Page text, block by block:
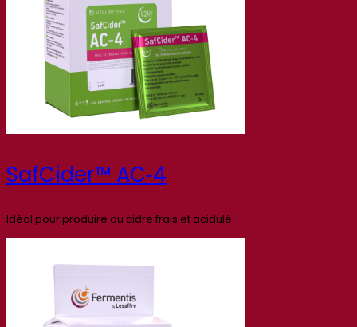
SafCider™ AC‑4
Idéal pour produire du cidre frais et acidulé